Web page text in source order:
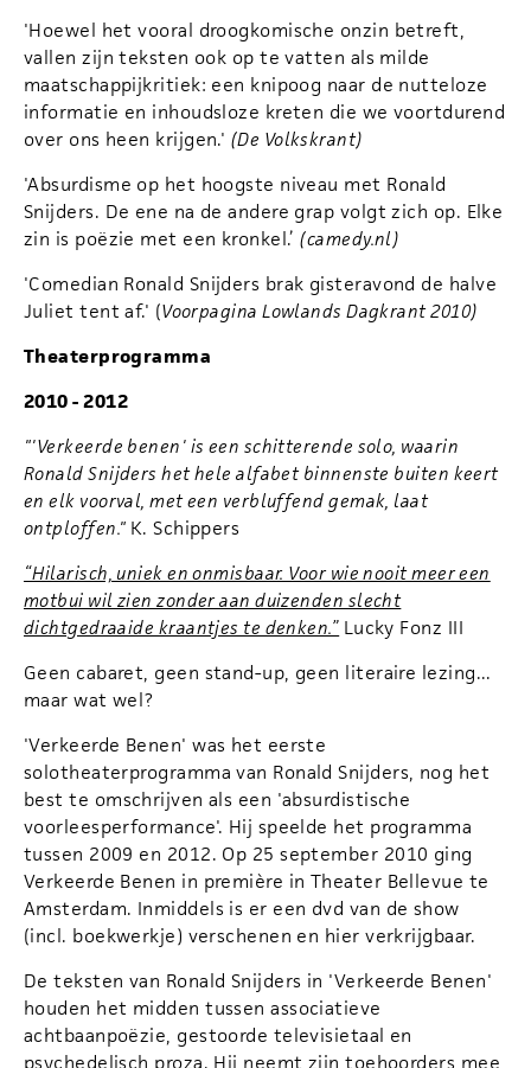
'Hoewel het vooral droogkomische onzin betreft,
vallen zijn teksten ook op te vatten als milde
maatschappijkritiek: een knipoog naar de nutteloze
informatie en inhoudsloze kreten die we voortdurend
over ons heen krijgen.' (De Volkskrant)
'Absurdisme op het hoogste niveau met Ronald
Snijders. De ene na de andere grap volgt zich op. Elke
zin is poëzie met een kronkel.’(camedy.nl)
'Comedian Ronald Snijders brak gisteravond de halve
Juliet tent af.' (Voorpagina Lowlands Dagkrant 2010)
Theaterprogramma
2010 - 2012
"'Verkeerde benen' is een schitterende solo, waarin
Ronald Snijders het hele alfabet binnenste buiten keert
en elk voorval, met een verbluffend gemak, laat
ontploffen." K. Schippers
“Hilarisch, uniek en onmisbaar. Voor wie nooit meer een
motbui wil zien zonder aan duizenden slecht
dichtgedraaide kraantjes te denken.” Lucky Fonz III
Geen cabaret, geen stand-up, geen literaire lezing...
maar wat wel?
'Verkeerde Benen' was het eerste
solotheaterprogramma van Ronald Snijders, nog het
best te omschrijven als een 'absurdistische
voorleesperformance'. Hij speelde het programma
tussen 2009 en 2012. Op 25 september 2010 ging
Verkeerde Benen in première in Theater Bellevue te
Amsterdam. Inmiddels is er een dvd van de show
(incl. boekwerkje) verschenen en hier verkrijgbaar.
De teksten van Ronald Snijders in 'Verkeerde Benen'
houden het midden tussen associatieve
achtbaanpoëzie, gestoorde televisietaal en